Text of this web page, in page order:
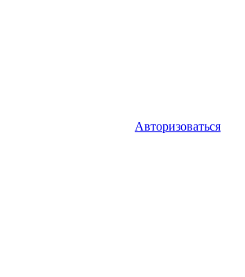
Авторизоваться